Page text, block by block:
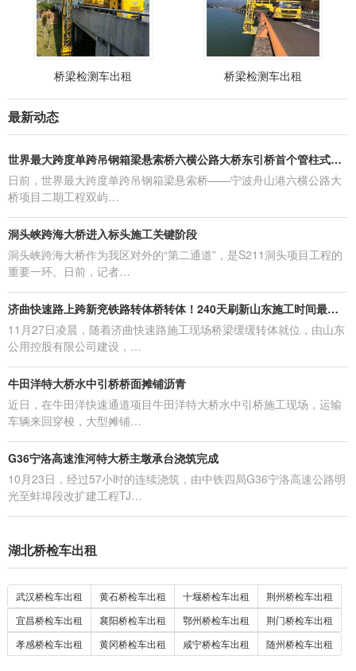
桥梁检测车出租 桥梁检测车出租
最新动态
世界最大跨度单跨吊钢箱梁悬索桥六横公路大桥东引桥首个管柱式基础完
日前，世界最大跨度单跨吊钢箱梁悬索桥——宁波舟山港六横公路大
桥项目二期工程双屿…
洞头峡跨海大桥进入标头施工关键阶段
洞头峡跨海大桥作为我区对外的“第二通道”，是S211洞头项目工程的
重要一环。日前，记者…
济曲快速路上跨新兖铁路转体桥转体！240天刷新山东施工时间最短纪录
11月27日凌晨，随着济曲快速路施工现场桥梁缓缓转体就位，由山东
公用控股有限公司建设，…
牛田洋特大桥水中引桥桥面摊铺沥青
近日，在牛田洋快速通道项目牛田洋特大桥水中引桥施工现场，运输
车辆来回穿梭，大型摊铺…
G36宁洛高速淮河特大桥主墩承台浇筑完成
10月23日，经过57小时的连续浇筑，由中铁四局G36宁洛高速公路明
光至蚌埠段改扩建工程TJ…
湖北桥检车出租
武汉桥检车出租 黄石桥检车出租 十堰桥检车出租
荆州桥检车出租
宜昌桥检车出租
襄阳桥检车出租 鄂州桥检车出租
荆门桥检车出租
孝感桥检车出租
黄冈桥检车出租 咸宁桥检车出租 随州桥检车出租